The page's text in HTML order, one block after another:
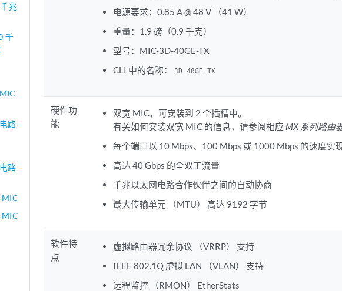
兆
千
路
路
MIC
MIC
电源要求：0.85 A @ 48 V （41 W）
重量：1.9 磅（0.9 千克）
型号：MIC-3D-40GE-TX
CLI 中的名称：
3D 40GE TX
硬件功
能
双宽 MIC，可安装到 2 个插槽中。
有关如何安装双宽 MIC 的信息，请参阅相应 MX 系列路由
每个端口以 10 Mbps、100 Mbps 或 1000 Mbps 的速度实
高达 40 Gbps 的全双工流量
千兆以太网电路合作伙伴之间的自动协商
最大传输单元 （MTU） 高达 9192 字节
软件特
点
虚拟路由器冗余协议 （VRRP） 支持
IEEE 802.1Q 虚拟 LAN （VLAN） 支持
远程监控 （RMON） EtherStats